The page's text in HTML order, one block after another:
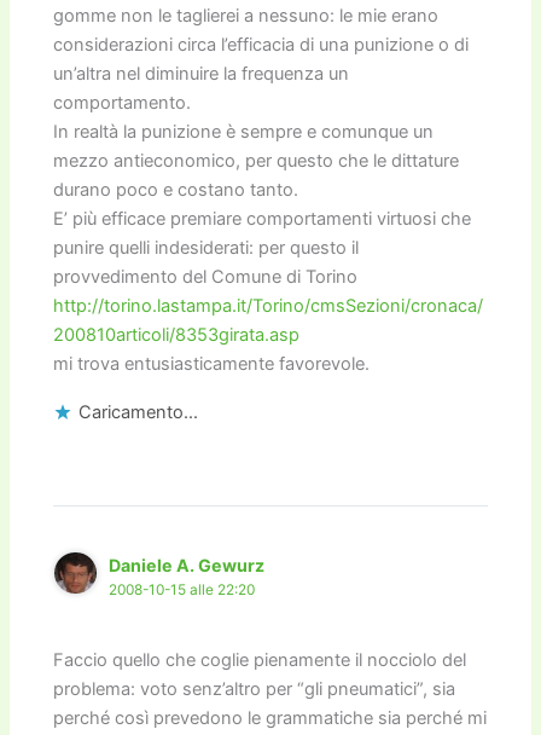
gomme non le taglierei a nessuno: le mie erano
considerazioni circa l’efficacia di una punizione o di
un’altra nel diminuire la frequenza un
comportamento.
In realtà la punizione è sempre e comunque un
mezzo antieconomico, per questo che le dittature
durano poco e costano tanto.
E’ più efficace premiare comportamenti virtuosi che
punire quelli indesiderati: per questo il
provvedimento del Comune di Torino
http://torino.lastampa.it/Torino/cmsSezioni/cronaca/
200810articoli/8353girata.asp
mi trova entusiasticamente favorevole.
Caricamento...
Daniele A. Gewurz
2008-10-15 alle 22:20
Faccio quello che coglie pienamente il nocciolo del
problema: voto senz’altro per “gli pneumatici”, sia
perché così prevedono le grammatiche sia perché mi